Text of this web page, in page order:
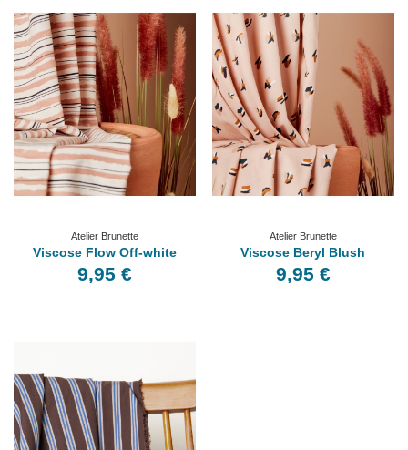
Atelier Brunette
Viscose Flow Off-white
9,95 €
Atelier Brunette
Viscose Beryl Blush
9,95 €